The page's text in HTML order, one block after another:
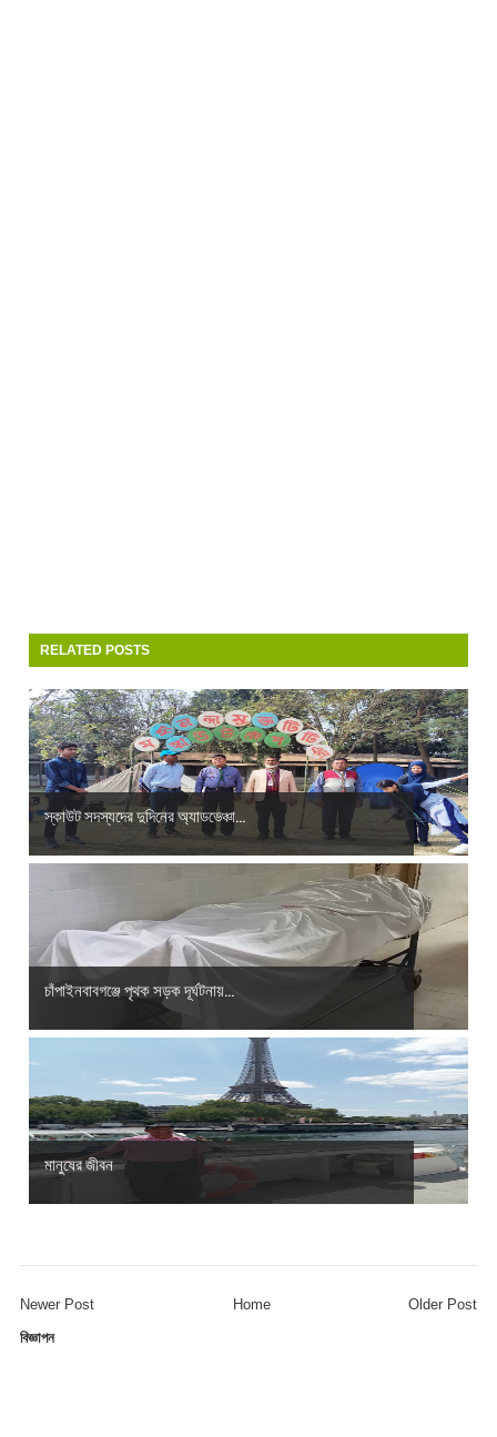
RELATED POSTS
স্কাউট সদস্যদের দুদিনের অ্যাডভেঞ্চা...
চাঁপাইনবাবগঞ্জে পৃথক সড়ক দূর্ঘটনায়...
মানুষের জীবন
Newer Post Older Post
Home
বিজ্ঞাপন